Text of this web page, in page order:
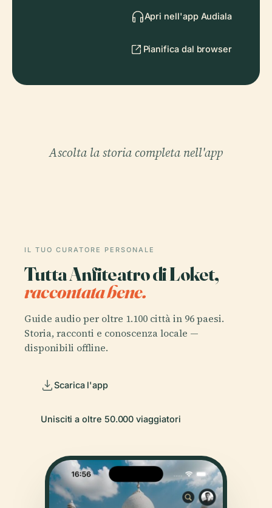
Apri nell'app Audiala
Pianifica dal browser
Ascolta la storia completa nell'app
IL TUO CURATORE PERSONALE
Tutta Anfiteatro di Loket,
raccontata bene.
Guide audio per oltre 1.100 città in 96 paesi.
Storia, racconti e conoscenza locale —
disponibili offline.
Scarica l'app
Unisciti a oltre 50.000 viaggiatori